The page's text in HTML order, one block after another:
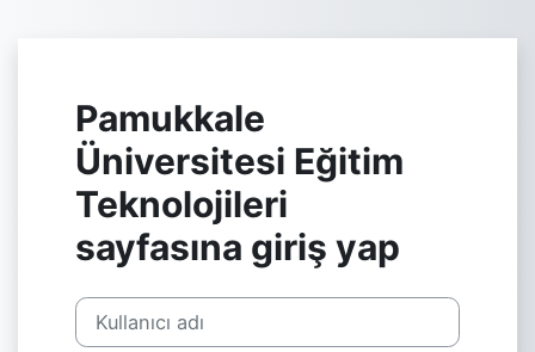
Pamukkale
Üniversitesi Eğitim
Teknolojileri
sayfasına giriş yap
Yeni hesap oluşturma adımına geç
Kullanıcı adı